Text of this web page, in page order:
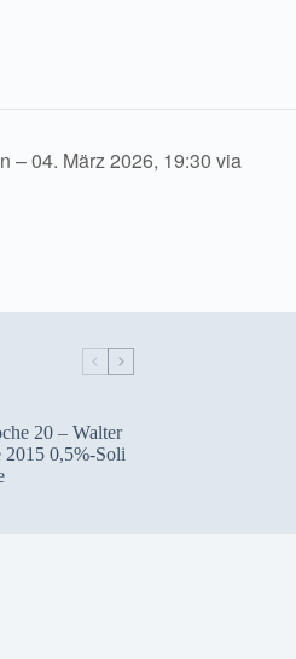
– 04. März 2026, 19:30 via
20 – Walter
2015 0,5%-Soli